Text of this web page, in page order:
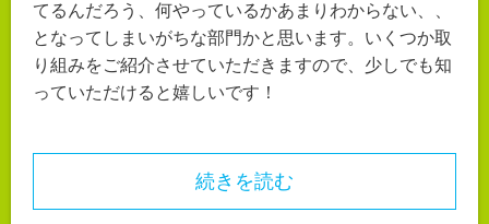
てるんだろう、何やっているかあまりわからない、、
となってしまいがちな部門かと思います。いくつか取
り組みをご紹介させていただきますので、少しでも知
っていただけると嬉しいです！
続きを読む